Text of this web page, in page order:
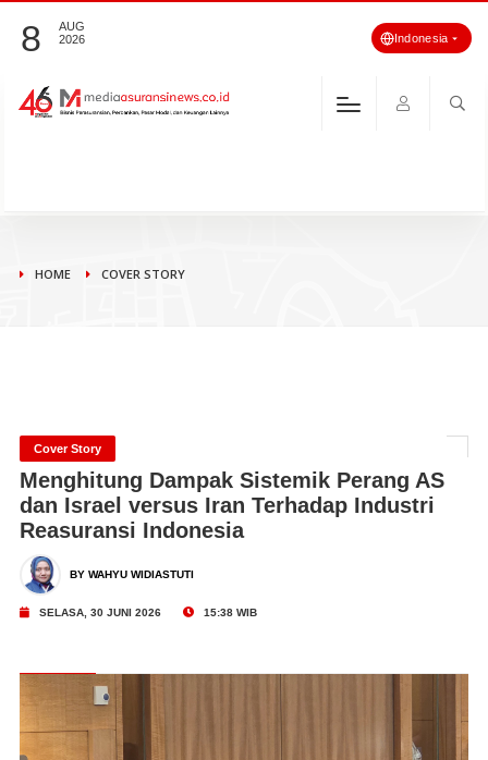
8
AUG
2026
Indonesia
HOME COVER STORY
Cover Story
Menghitung Dampak Sistemik Perang AS
dan Israel versus Iran Terhadap Industri
Reasuransi Indonesia
BY WAHYU WIDIASTUTI
SELASA, 30 JUNI 2026 15:38 WIB